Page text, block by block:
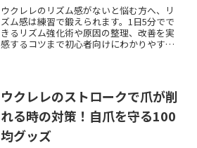
ウクレレのリズム感がないと悩む方へ、リ
ズム感は練習で鍛えられます。1日5分でで
きるリズム強化術や原因の整理、改善を実
感するコツまで初心者向けにわかりやすく
ウクレレのストロークで爪が削
れる時の対策！自爪を守る100
均グッズ